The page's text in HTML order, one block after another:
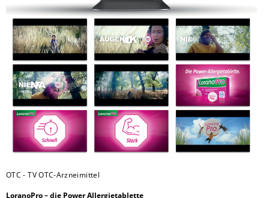
OTC - TV OTC-Arzneimittel
LoranoPro – die Power Allergietablette